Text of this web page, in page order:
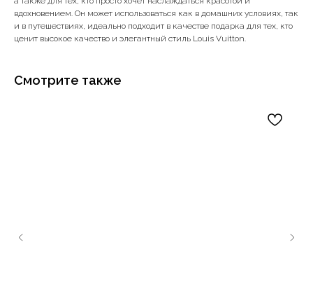
вдохновением. Он может использоваться как в домашних условиях, так
и в путешествиях, идеально подходит в качестве подарка для тех, кто
ценит высокое качество и элегантный стиль Louis Vuitton.
Смотрите также